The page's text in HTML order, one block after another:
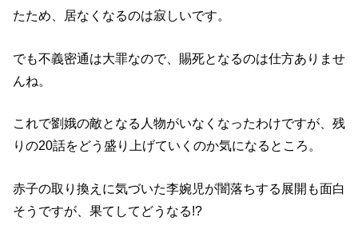
たため、居なくなるのは寂しいです。
でも不義密通は大罪なので、賜死となるのは仕方ありませ
んね。
これで劉娥の敵となる人物がいなくなったわけですが、残
りの20話をどう盛り上げていくのか気になるところ。
赤子の取り換えに気づいた李婉児が闇落ちする展開も面白
そうですが、果てしてどうなる!?